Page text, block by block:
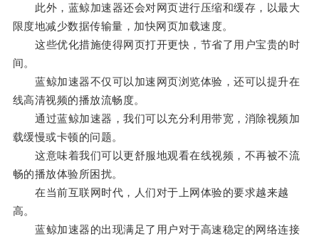
此外，蓝鲸加速器还会对网页进行压缩和缓存，以最大
限度地减少数据传输量，加快网页加载速度。
这些优化措施使得网页打开更快，节省了用户宝贵的时
间。
蓝鲸加速器不仅可以加速网页浏览体验，还可以提升在
线高清视频的播放流畅度。
通过蓝鲸加速器，我们可以充分利用带宽，消除视频加
载缓慢或卡顿的问题。
这意味着我们可以更舒服地观看在线视频，不再被不流
畅的播放体验所困扰。
在当前互联网时代，人们对于上网体验的要求越来越
高。
蓝鲸加速器的出现满足了用户对于高速稳定的网络连接